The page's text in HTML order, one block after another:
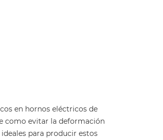
en hornos eléctricos de
como evitar la deformación
para producir estos